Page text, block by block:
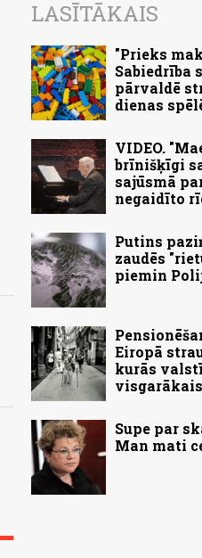
LASĪTĀKAIS
"Prieks
Sabiedrība
pārvaldē
dienas
VIDEO.
brīnišķīgi
sajūsmā
negaidīto
Putins
zaudēs
piemin
Eiropā
kurās
Supe par
Man mati